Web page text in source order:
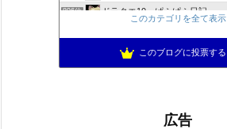
896位 ドラクエ10 ぱふぱふ日記
もきゅブロ
このカテゴリを全て表示
このブログに投票する
広告